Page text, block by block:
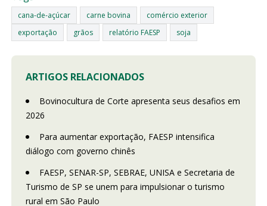
cana-de-açúcar carne bovina
comércio exterior
exportação
grãos relatório FAESP soja
ARTIGOS RELACIONADOS
Bovinocultura de Corte apresenta seus desafios em
2026
Para aumentar exportação, FAESP intensifica
diálogo com governo chinês
FAESP, SENAR-SP, SEBRAE, UNISA e Secretaria de
Turismo de SP se unem para impulsionar o turismo
rural em São Paulo